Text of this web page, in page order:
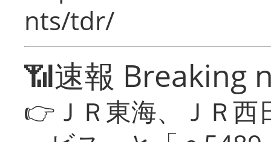
nts/tdr/
📶速報 Breaking
👉ＪＲ東海、ＪＲ